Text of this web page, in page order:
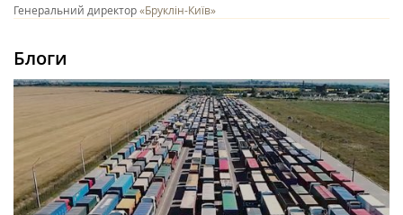
Генеральний директор«Бруклін-Київ»
Блоги